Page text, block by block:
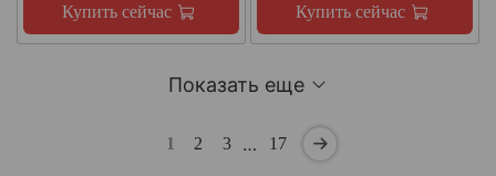
Купить сейчас Купить сейчас
Показать еще
1 2 3 … 17